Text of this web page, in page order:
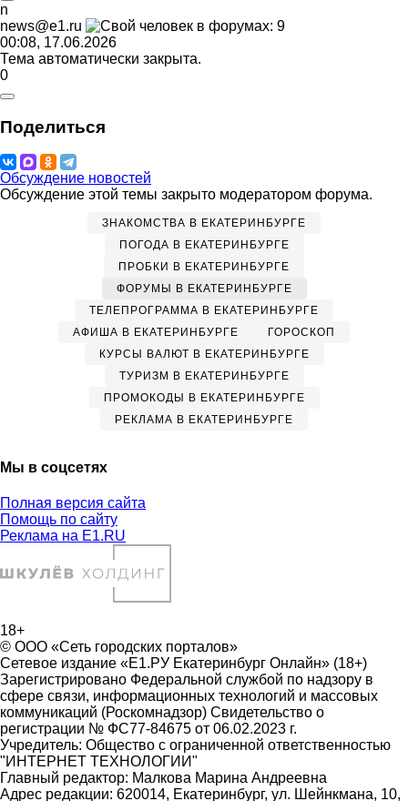
n
news@e1.ru
00:08, 17.06.2026
Тема автоматически закрыта.
0
Поделиться
Обсуждение новостей
Обсуждение этой темы закрыто модератором форума.
ЗНАКОМСТВА В ЕКАТЕРИНБУРГЕ
ПОГОДА В ЕКАТЕРИНБУРГЕ
ПРОБКИ В ЕКАТЕРИНБУРГЕ
ФОРУМЫ В ЕКАТЕРИНБУРГЕ
ТЕЛЕПРОГРАММА В ЕКАТЕРИНБУРГЕ
АФИША В ЕКАТЕРИНБУРГЕ
ГОРОСКОП
КУРСЫ ВАЛЮТ В ЕКАТЕРИНБУРГЕ
ТУРИЗМ В ЕКАТЕРИНБУРГЕ
ПРОМОКОДЫ В ЕКАТЕРИНБУРГЕ
РЕКЛАМА В ЕКАТЕРИНБУРГЕ
Мы в соцсетях
Полная версия сайта
Помощь по сайту
Реклама на E1.RU
18+
© ООО «Сеть городских порталов»
Сетевое издание «Е1.РУ Екатеринбург Онлайн» (18+)
Зарегистрировано Федеральной службой по надзору в
сфере связи, информационных технологий и массовых
коммуникаций (Роскомнадзор) Свидетельство о
регистрации № ФС77-84675 от 06.02.2023 г.
Учредитель: Общество с ограниченной ответственностью
"ИНТЕРНЕТ ТЕХНОЛОГИИ"
Главный редактор: Малкова Марина Андреевна
Адрес редакции: 620014, Екатеринбург, ул. Шейнкмана, 10,